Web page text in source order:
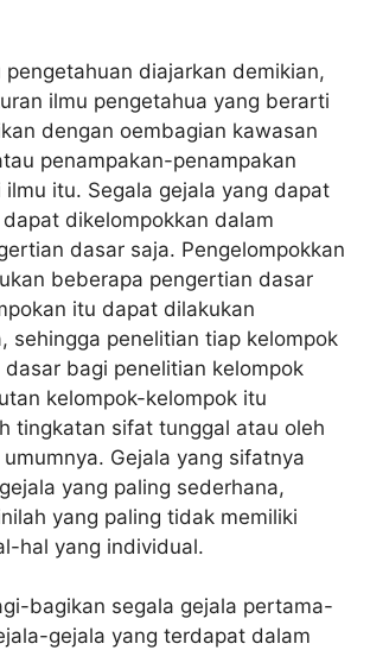
pengetahuan diajarkan demikian,
ilmu pengetahua yang berarti
dengan oembagian kawasan
penampakan-penampakan
itu. Segala gejala yang dapat
dikelompokkan dalam
dasar saja. Pengelompokkan
beberapa pengertian dasar
itu dapat dilakukan
sehingga penelitian tiap kelompok
bagi penelitian kelompok
kelompok-kelompok itu
tingkatan sifat tunggal atau oleh
Gejala yang sifatnya
yang paling sederhana,
yang paling tidak memiliki
hal yang individual.
bagikan segala gejala pertama-
gejala yang terdapat dalam